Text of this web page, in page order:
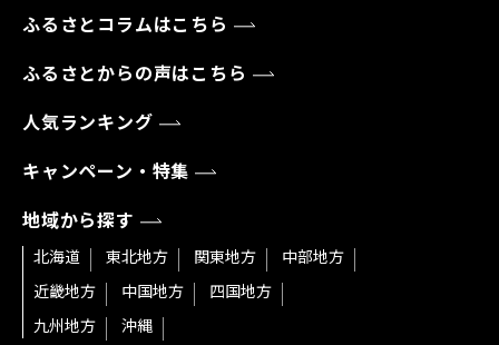
ふるさとコラムはこちら
ふるさとからの声はこちら
人気ランキング
キャンペーン・特集
地域から探す
北海道 東北地方 関東地方
中部地方
近畿地方
中国地方
四国地方
九州地方
沖縄